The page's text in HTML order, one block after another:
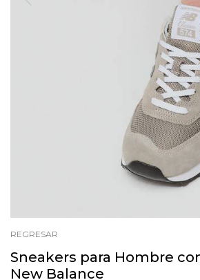
REGRESAR
Sneakers para Hombre
New Balance